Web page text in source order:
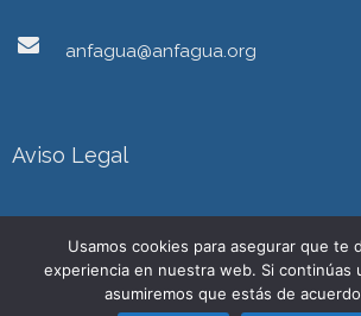
anfagua@anfagua.org
Aviso Legal
Usamos cookies para asegurar que te
experiencia en nuestra web. Si continúas
asumiremos que estás de